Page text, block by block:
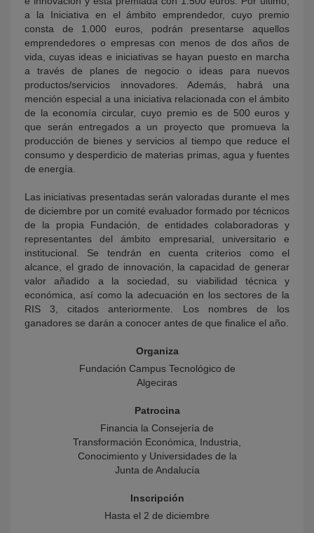
a la Iniciativa en el ámbito emprendedor, cuyo premio
consta de 1.000 euros, podrán presentarse aquellos
emprendedores o empresas con menos de dos años de
vida, cuyas ideas e iniciativas se hayan puesto en marcha
a través de planes de negocio o ideas para nuevos
productos/servicios innovadores. Además, habrá una
mención especial a una iniciativa relacionada con el ámbito
de la economía circular, cuyo premio es de 500 euros y
que serán entregados a un proyecto que promueva la
producción de bienes y servicios al tiempo que reduce el
consumo y desperdicio de materias primas, agua y fuentes
de energía.
Las iniciativas presentadas serán valoradas durante el mes
de diciembre por un comité evaluador formado por técnicos
de la propia Fundación, de entidades colaboradoras y
representantes del ámbito empresarial, universitario e
institucional. Se tendrán en cuenta criterios como el
alcance, el grado de innovación, la capacidad de generar
valor añadido a la sociedad, su viabilidad técnica y
económica, así como la adecuación en los sectores de la
RIS 3, citados anteriormente. Los nombres de los
ganadores se darán a conocer antes de que finalice el año.
Organiza
Fundación Campus Tecnológico de
Algeciras
Patrocina
Financia la Consejería de
Transformación Económica, Industria,
Conocimiento y Universidades de la
Junta de Andalucía
Inscripción
Hasta el 2 de diciembre